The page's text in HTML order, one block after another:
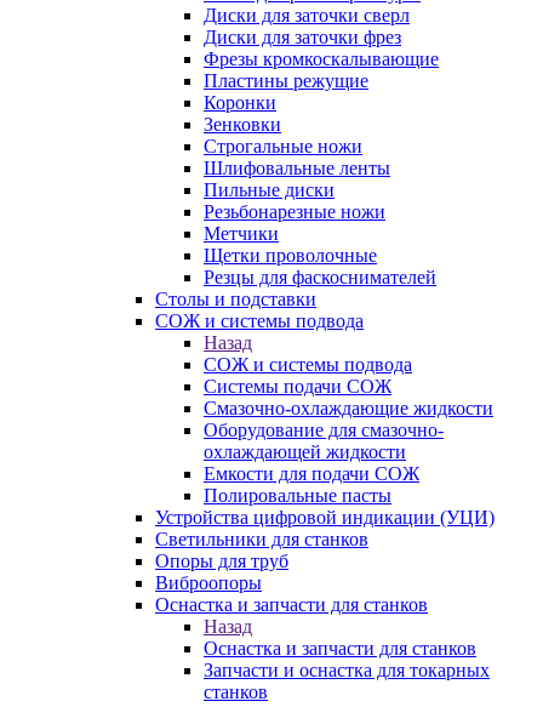
Диски для заточки сверл
Диски для заточки фрез
Фрезы кромкоскалывающие
Пластины режущие
Коронки
Зенковки
Строгальные ножи
Шлифовальные ленты
Пильные диски
Резьбонарезные ножи
Метчики
Щетки проволочные
Резцы для фаскоснимателей
Столы и подставки
СОЖ и системы подвода
Назад
СОЖ и системы подвода
Системы подачи СОЖ
Смазочно-охлаждающие жидкости
Оборудование для смазочно-
охлаждающей жидкости
Емкости для подачи СОЖ
Полировальные пасты
Устройства цифровой индикации (УЦИ)
Светильники для станков
Опоры для труб
Виброопоры
Оснастка и запчасти для станков
Назад
Оснастка и запчасти для станков
Запчасти и оснастка для токарных
станков